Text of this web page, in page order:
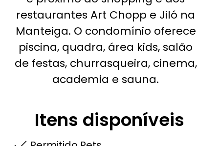
restaurantes Art Chopp e Jiló na
Manteiga. O condomínio oferece
piscina, quadra, área kids, salão
de festas, churrasqueira, cinema,
academia e sauna.
Itens disponíveis